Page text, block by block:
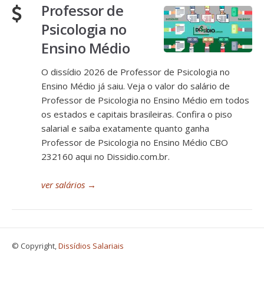
Professor de
Psicologia no
Ensino Médio
O dissídio 2026 de Professor de Psicologia no
Ensino Médio já saiu. Veja o valor do salário de
Professor de Psicologia no Ensino Médio em todos
os estados e capitais brasileiras. Confira o piso
salarial e saiba exatamente quanto ganha
Professor de Psicologia no Ensino Médio CBO
232160 aqui no Dissidio.com.br.
ver salários →
© Copyright,Dissídios Salariais